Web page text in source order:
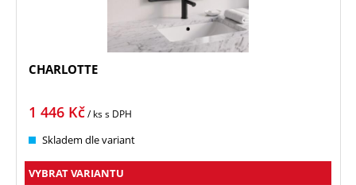
CHARLOTTE
1 446 Kč/ kss DPH
Skladem dle variant
VYBRAT VARIANTU